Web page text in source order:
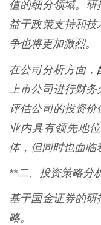
值的细分领域。
益于政策支持和
争也将更加激烈。
在公司分析方面，
上市公司进行财务
评估公司的投资
业内具有领先地
体，但同时也面临
**二、投资策略分
基于国金证券的
略。